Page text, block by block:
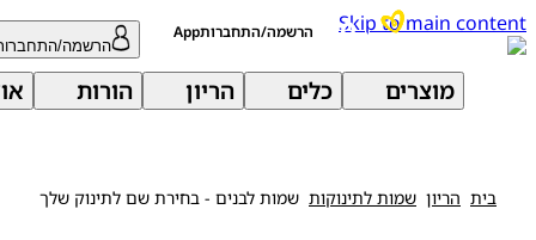
Skip to main הרשמה/התחברותApp
הרשמה/התחברות
מוצרים כלים הריון הורות
הריון שמות לתינוקות שמות לבנים - בחירת שם לתינוק שלך